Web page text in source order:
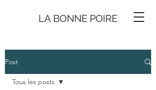
LA BONNE POIRE
Post
Tous les posts